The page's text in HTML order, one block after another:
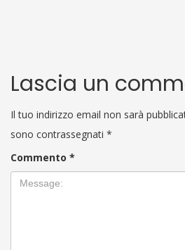
Lascia un
Il tuo indirizzo email non sarà
sono contrassegnati *
Commento *